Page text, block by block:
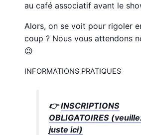
au café associatif avant le
Alors, on se voit pour rigoler
coup ? Nous vous attendons
😉
INFORMATIONS PRATIQUES
👉INSCRIPTIONS
OBLIGATOIRES
juste ici)